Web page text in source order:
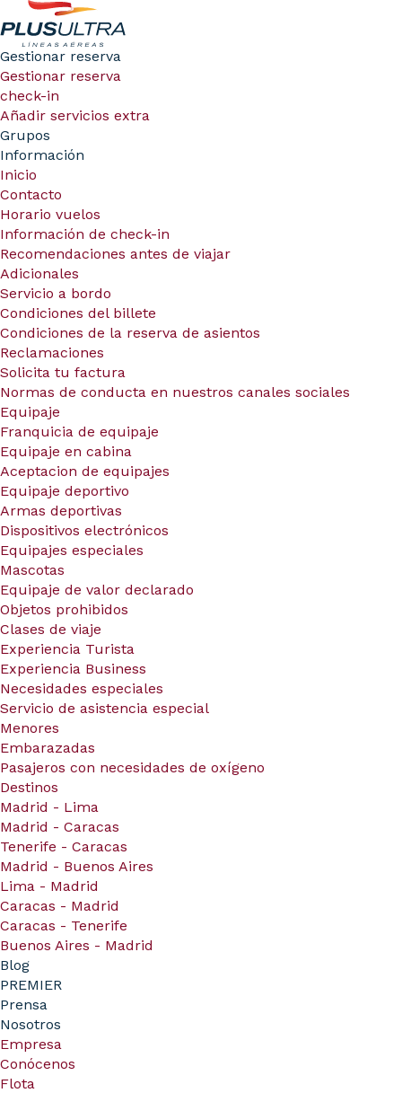
Gestionar reserva
Gestionar reserva
check-in
Añadir servicios extra
Grupos
Información
Inicio
Contacto
Horario vuelos
Información de check-in
Recomendaciones antes de viajar
Adicionales
Servicio a bordo
Condiciones del billete
Condiciones de la reserva de asientos
Reclamaciones
Solicita tu factura
Normas de conducta en nuestros canales sociales
Equipaje
Franquicia de equipaje
Equipaje en cabina
Aceptacion de equipajes
Equipaje deportivo
Armas deportivas
Dispositivos electrónicos
Equipajes especiales
Mascotas
Equipaje de valor declarado
Objetos prohibidos
Clases de viaje
Experiencia Turista
Experiencia Business
Necesidades especiales
Servicio de asistencia especial
Menores
Embarazadas
Pasajeros con necesidades de oxígeno
Destinos
Madrid - Lima
Madrid - Caracas
Tenerife - Caracas
Madrid - Buenos Aires
Lima - Madrid
Caracas - Madrid
Caracas - Tenerife
Buenos Aires - Madrid
Blog
PREMIER
Prensa
Nosotros
Empresa
Conócenos
Flota